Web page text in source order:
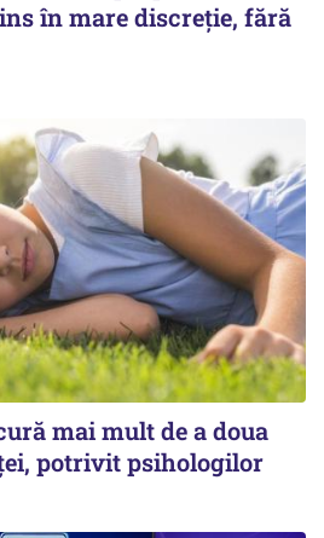
în mare discreție, fără
mai mult de a doua
potrivit psihologilor